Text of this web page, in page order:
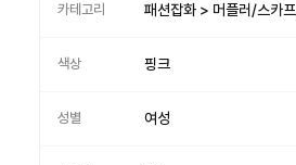
카테고리 패션잡화 > 머플러/스카프
색상 핑크
성별 여성